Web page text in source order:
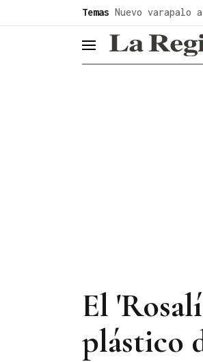
Temas Nuevo varapalo a
header.menu.open
El
plástico